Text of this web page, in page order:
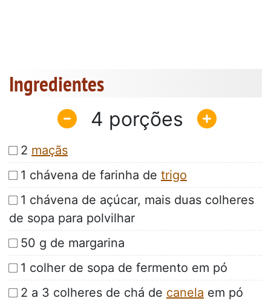
Ingredientes
4
2 maçãs
1 chávena de farinha de trigo
1 chávena de açúcar, mais duas colheres
de sopa para polvilhar
50 g de margarina
1 colher de sopa de fermento em pó
2 a 3 colheres de chá de canela em pó